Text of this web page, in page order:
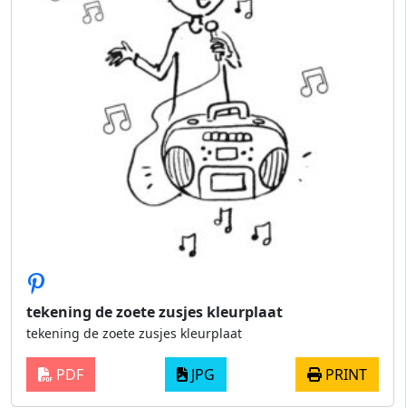
tekening de zoete zusjes kleurplaat
tekening de zoete zusjes kleurplaat
PDF JPG PRINT